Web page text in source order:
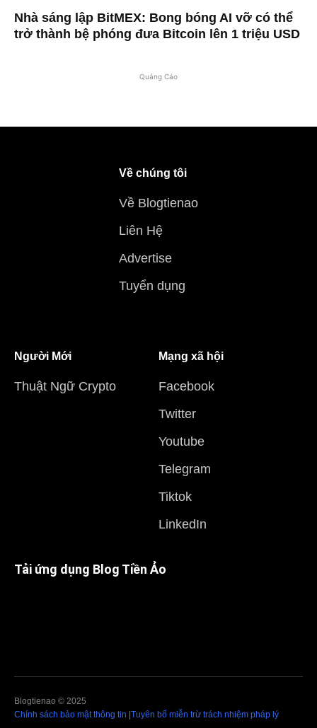
Nhà sáng lập BitMEX: Bong bóng AI vỡ có thể
trở thành bệ phóng đưa Bitcoin lên 1 triệu USD
Quảng Cáo
Về chúng tôi
Về Blogtienao
Liên Hệ
Advertise
Tuyển dụng
Người Mới
Thuật Ngữ Crypto
Mạng xã hội
Facebook
Twitter
Youtube
Telegram
Tiktok
LinkedIn
Tải ứng dụng Blog Tiền Ảo
Blogtienao © 2025
Chính sách bảo mật thông tin |Tuyên bố miễn trừ trách nhiệm pháp lý